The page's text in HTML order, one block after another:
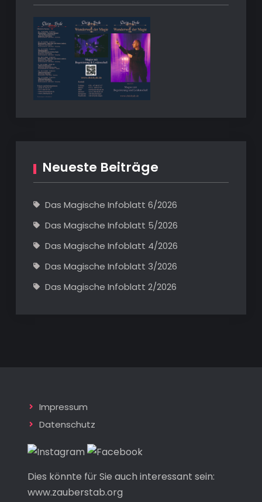
Neueste Beiträge
Das Magische Infoblatt 6/2026
Das Magische Infoblatt 5/2026
Das Magische Infoblatt 4/2026
Das Magische Infoblatt 3/2026
Das Magische Infoblatt 2/2026
Impressum
Datenschutz
Dies könnte für Sie auch interessant sein:
www.zauberstab.org